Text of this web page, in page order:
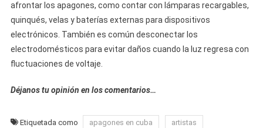
afrontar los apagones, como contar con lámparas recargables,
quinqués, velas y baterías externas para dispositivos
electrónicos. También es común desconectar los
electrodomésticos para evitar daños cuando la luz regresa con
fluctuaciones de voltaje.
Déjanos tu opinión en los comentarios…
Etiquetada como apagones en cuba
artistas